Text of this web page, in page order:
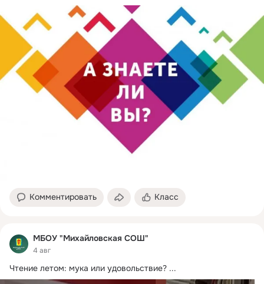
Комментировать Класс
МБОУ "Михайловская СОШ"
4 авг
Чтение летом: мука или удовольствие? ...